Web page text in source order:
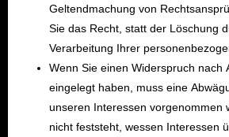
Geltendmachung von
Sie das Recht, statt der Löschung
Verarbeitung Ihrer
Wenn Sie einen Widerspruch nach
eingelegt haben, muss eine
unseren Interessen vorgenommen
nicht feststeht, wessen Interessen